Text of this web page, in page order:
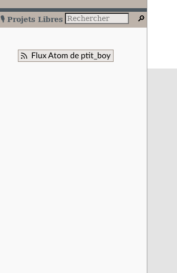
🎙️ Projets Libres
Flux Atom de ptit_boy